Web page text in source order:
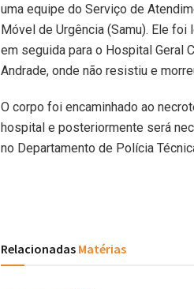
uma equipe do Serviço de
Móvel de Urgência (Samu). Ele foi
em seguida para o Hospital Geral
Andrade, onde não resistiu e
O corpo foi encaminhado ao
hospital e posteriormente será
no Departamento de Polícia
Relacionadas Matérias